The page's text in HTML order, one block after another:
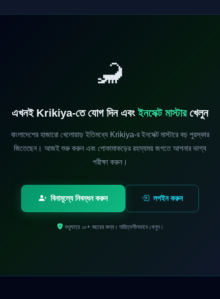
🦂
এখনই Krikiya-তে যোগ দিন এবংইনসেক্ট মাস্টারখেলুন
বাংলাদেশের হাজারো খেলোয়াড় ইতিমধ্যে Krikiya-র ইনসেক্ট মাস্টারে বড় পুরস্কার
জিতেছেন। আজই শুরু করুন এবং পোকামাকড়ের রহস্যময় জগতে আপনার ভাগ্য
পরীক্ষা করুন।
বিনামূল্যে নিবন্ধন করুন লগইন করুন
শুধুমাত্র ১৮+ বছরের জন্য। দায়িত্বশীলভাবে খেলুন।